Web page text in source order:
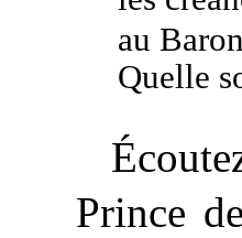
au
Quelle
Prince